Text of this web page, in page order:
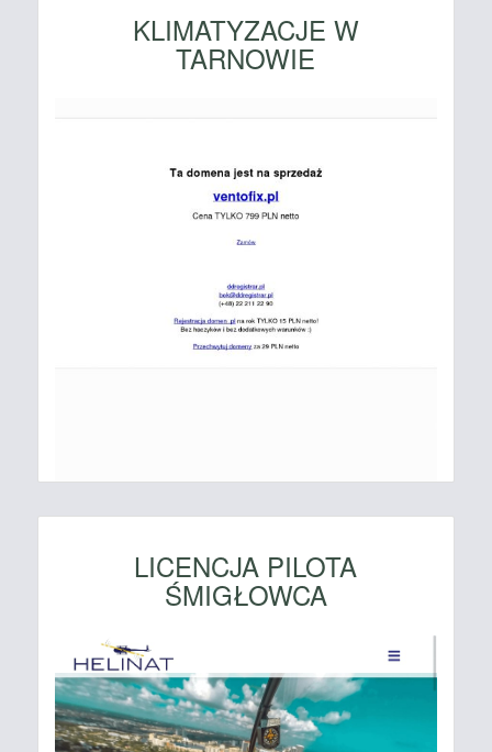
KLIMATYZACJE W
TARNOWIE
LICENCJA PILOTA
ŚMIGŁOWCA